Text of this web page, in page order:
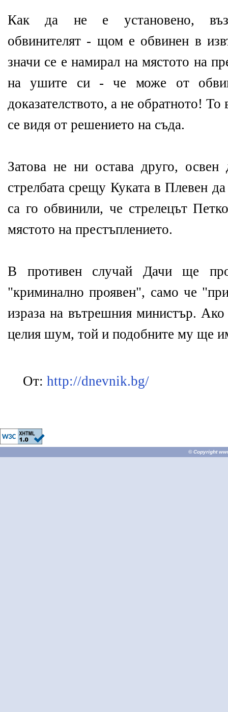
Как да не е установено,
обвинителят - щом е обвинен в
значи се е намирал на мястото на
на ушите си - че може от
доказателството, а не обратното!
се видя от решението на съда.
Затова не ни остава друго,
стрелбата срещу Куката в Плевен
са го обвинили, че стрелецът
мястото на престъплението.
В противен случай Дачи ще
"криминално проявен", само че
израза на вътрешния министър.
целия шум, той и подобните му ще
От: http://dnevnik.bg/
© Copyright